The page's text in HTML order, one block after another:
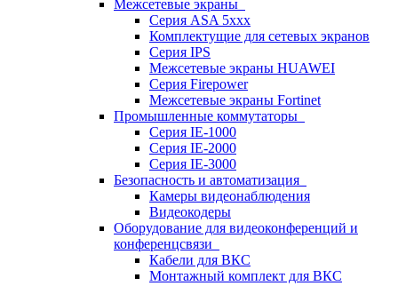
Межсетевые экраны
Серия ASA 5xxx
Комплектущие для сетевых экранов
Серия IPS
Межсетевые экраны HUAWEI
Серия Firepower
Межсетевые экраны Fortinet
Промышленные коммутаторы
Серия IE-1000
Серия IE-2000
Серия IE-3000
Безопасность и автоматизация
Камеры видеонаблюдения
Видеокодеры
Оборудование для видеоконференций и
конференцсвязи
Кабели для ВКС
Монтажный комплект для ВКС